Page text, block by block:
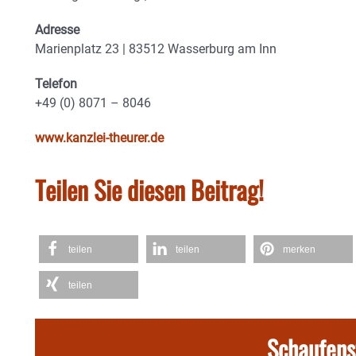
Adresse
Marienplatz 23 | 83512 Wasserburg am Inn
Telefon
+49 (0) 8071 – 8046
www.kanzlei-theurer.de
Teilen Sie diesen Beitrag!
teilen teilen merken
teilen